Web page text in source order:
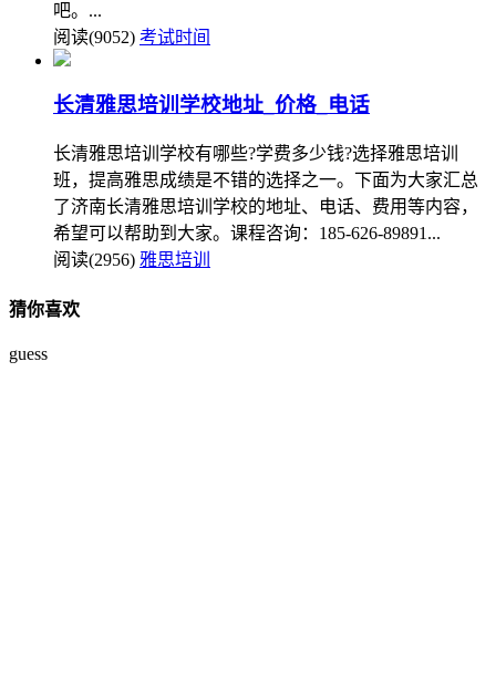
吧。...
阅读(9052) 考试时间
长清雅思培训学校地址_价格_电话
长清雅思培训学校有哪些?学费多少钱?选择雅思培训
班，提高雅思成绩是不错的选择之一。下面为大家汇总
了济南长清雅思培训学校的地址、电话、费用等内容，
希望可以帮助到大家。课程咨询：185-626-89891...
阅读(2956) 雅思培训
猜你喜欢
guess